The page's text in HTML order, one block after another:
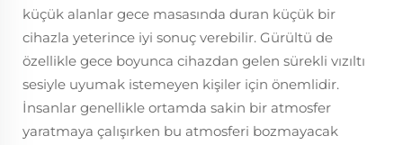
küçük alanlar gece masasında duran küçük bir
cihazla yeterince iyi sonuç verebilir. Gürültü de
özellikle gece boyunca cihazdan gelen sürekli vızıltı
sesiyle uyumak istemeyen kişiler için önemlidir.
İnsanlar genellikle ortamda sakin bir atmosfer
yaratmaya çalışırken bu atmosferi bozmayacak